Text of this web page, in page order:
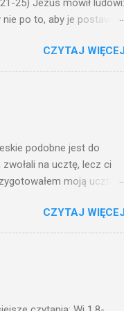
25) Jezus mówił ludowi:
po to, aby je postawić
jaką wy mierzycie,
pozbawią go i tego, co
po to wnosi się światło,
Nie ma
CZYTAJ
podobne jest do
na ucztę, lecz ci
moją ucztę:
Na to król uniósł się
sługom: Uczta
na ucztę wszystkich,
I sala zapełniła się
CZYTAJ